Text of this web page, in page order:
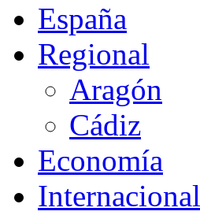
España
Regional
Aragón
Cádiz
Economía
Internacional